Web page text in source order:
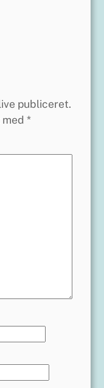
publiceret.
med*